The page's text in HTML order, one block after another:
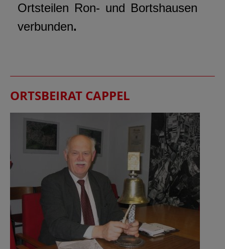
Ortsteilen Ron- und Bortshausen
verbunden.
ORTSBEIRAT CAPPEL